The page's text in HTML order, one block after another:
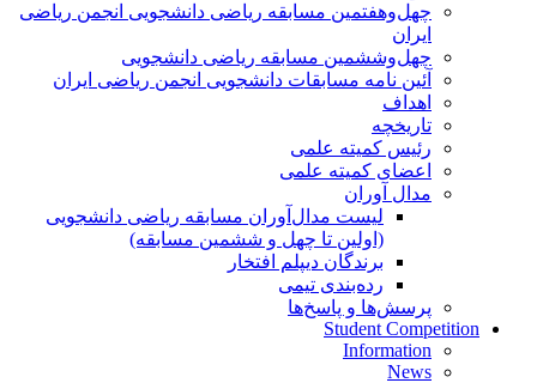
چهل‌و‌هفتمین مسابقه ریاضی دانشجویی انجمن ریاضی
ایران
چهل‌و‌ششمین مسابقه ریاضی دانشجویی
آئین نامه مسابقات دانشجویی انجمن ریاضی ایران
اهداف
تاریخچه
رئیس کمیته علمی
اعضای کمیته علمی
مدال آوران
لیست مدال‌آوران مسابقه ریاضی دانشجویی
(اولین تا چهل‌ و ششمین مسابقه)
برندگان دیپلم افتخار
رده‌بندی تیمی
پرسش‌ها و پاسخ‌ها
Student Competition
Information
News